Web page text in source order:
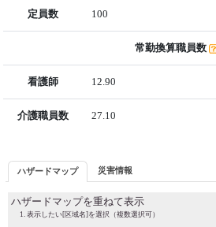
定員数 100
常勤換算職員数
看護師 12.90
介護職員数 27.10
ハザードマップ 災害情報
ハザードマップを重ねて表示
表示したい[区域名]を選択（複数選択可）